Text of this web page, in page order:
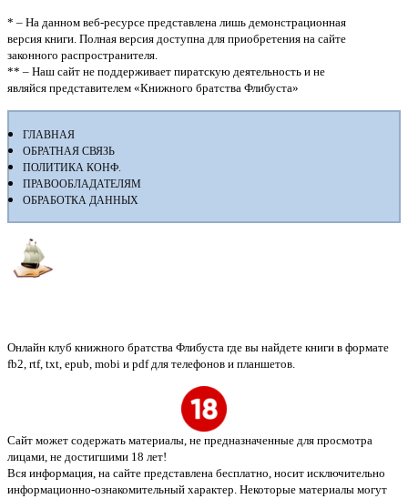
* – На данном веб-ресурсе представлена лишь демонстрационная
версия книги. Полная версия доступна для приобретения на сайте
законного распространителя.
** – Наш сайт не поддерживает пиратскую деятельность и не
являйся представителем «Книжного братства Флибуста»
ГЛАВНАЯ
ОБРАТНАЯ СВЯЗЬ
ПОЛИТИКА КОНФ.
ПРАВООБЛАДАТЕЛЯМ
ОБРАБОТКА ДАННЫХ
Онлайн клуб книжного братства Флибуста где вы найдете книги в формате
fb2, rtf, txt, epub, mobi и pdf для телефонов и планшетов.
Сайт может содержать материалы, не предназначенные для просмотра
лицами, не достигшими 18 лет!
Вся информация, на сайте представлена бесплатно, носит исключительно
информационно-ознакомительный характер. Некоторые материалы могут